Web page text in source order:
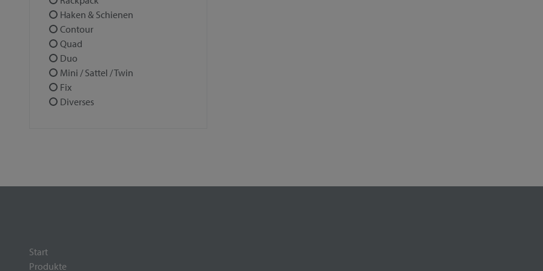
Haken & Schienen
Contour
Quad
Duo
Mini / Sattel / Twin
Fix
Diverses
Start
Produkte